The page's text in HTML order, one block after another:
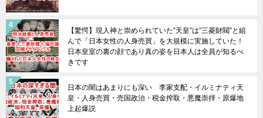
【驚愕】現人神と崇められていた”天皇”は”三菱財閥”と組
んで「日本女性の人身売買」を大規模に実施していた！
日本皇室の裏の顔であり真の姿を日本人は全員が知るべ
きです
日本の闇はあまりにも深い 李家支配・イルミナティ天
皇・人身売買・売国政治・税金搾取・悪魔崇拝・原爆地
上起爆説